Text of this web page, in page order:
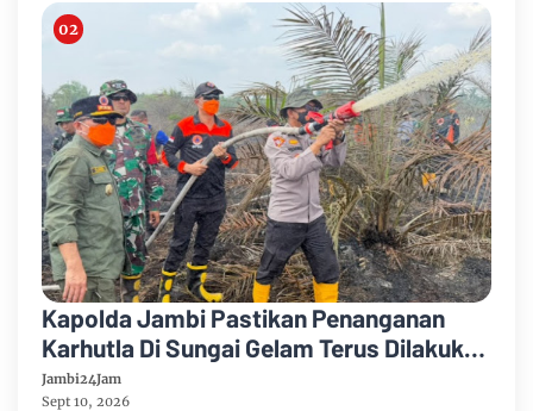
Kapolda Jambi Pastikan Penanganan
Karhutla Di Sungai Gelam Terus Dilakukan
Sinergi Diperkuat
Jambi24Jam
Sept 10, 2026